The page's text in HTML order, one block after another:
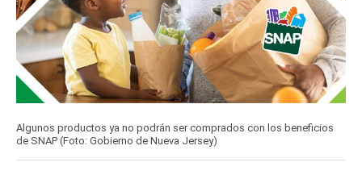
Algunos productos ya no podrán ser comprados con los beneficios
de SNAP (Foto: Gobierno de Nueva Jersey)